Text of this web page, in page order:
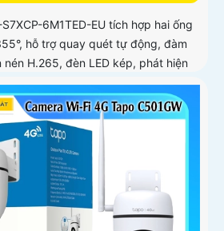
6M1TED-EU tích hợp hai ống
hỗ trợ quay quét tự động, đàm
nén H.265, đèn LED kép, phát hiện
báo động còi 110dB